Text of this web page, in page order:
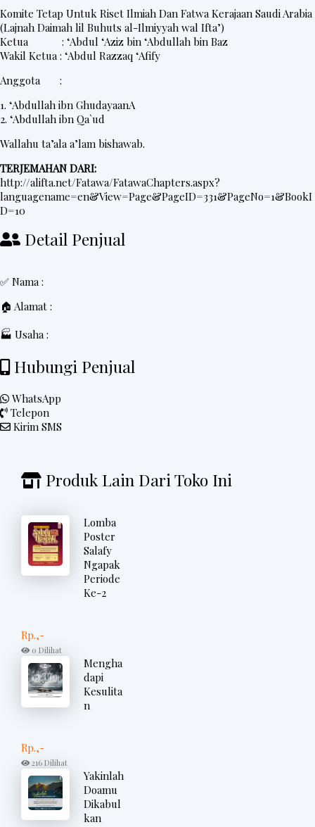
Komite Tetap Untuk Riset Ilmiah Dan Fatwa Kerajaan Saudi Arabia
(Lajnah Daimah lil Buhuts al-Ilmiyyah wal Ifta’)
Ketua : ‘Abdul ‘Aziz bin ‘Abdullah bin Baz
Wakil Ketua : ‘Abdul Razzaq ‘Afify
Anggota :
1. ‘Abdullah ibn GhudayaanA
2. ‘Abdullah ibn Qa`ud
Wallahu ta’ala a’lam bishawab.
TERJEMAHAN DARI:
http://alifta.net/Fatawa/FatawaChapters.aspx?
languagename=en&View=Page&PageID=331&PageNo=1&BookI
D=10
Detail Penjual
✅ Nama :
🏠 Alamat :
🏭 Usaha :
Hubungi Penjual
WhatsApp
Telepon
Kirim SMS
Produk Lain Dari Toko Ini
Lomba
Poster
Salafy
Ngapak
Periode
Ke-2
Rp.,-
0 Dilihat
Mengha
dapi
Kesulita
n
Rp.,-
216 Dilihat
Yakinlah
Doamu
Dikabul
kan